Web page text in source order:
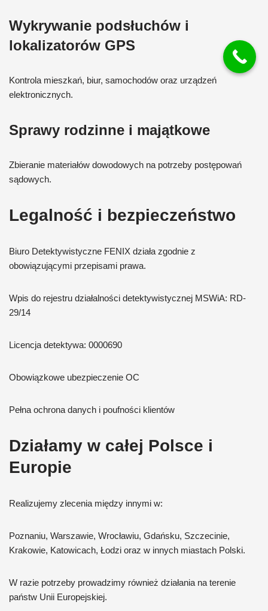
Wykrywanie podsłuchów i
lokalizatorów GPS
Kontrola mieszkań, biur, samochodów oraz urządzeń
elektronicznych.
Sprawy rodzinne i majątkowe
Zbieranie materiałów dowodowych na potrzeby postępowań
sądowych.
Legalność i bezpieczeństwo
Biuro Detektywistyczne FENIX działa zgodnie z
obowiązującymi przepisami prawa.
Wpis do rejestru działalności detektywistycznej MSWiA: RD-
29/14
Licencja detektywa: 0000690
Obowiązkowe ubezpieczenie OC
Pełna ochrona danych i poufności klientów
Działamy w całej Polsce i
Europie
Realizujemy zlecenia między innymi w:
Poznaniu, Warszawie, Wrocławiu, Gdańsku, Szczecinie,
Krakowie, Katowicach, Łodzi oraz w innych miastach Polski.
W razie potrzeby prowadzimy również działania na terenie
państw Unii Europejskiej.